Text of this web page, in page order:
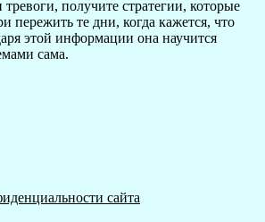
тревоги, получите стратегии, которые
пережить те дни, когда кажется, что
этой информации она научится
сама.
сайта